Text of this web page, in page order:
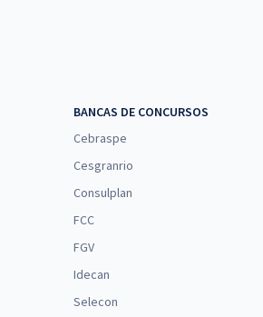
BANCAS DE CONCURSOS
Cebraspe
Cesgranrio
Consulplan
FCC
FGV
Idecan
Selecon